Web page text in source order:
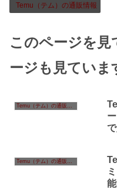
Temu（テム）の通販情報
このページを
ージも見ていま